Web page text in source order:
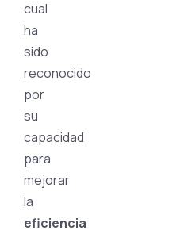
cual
ha
sido
reconocido
por
su
capacidad
para
mejorar
la
eficiencia